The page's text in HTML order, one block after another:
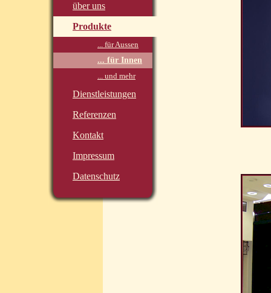
über uns
Produkte
... für Aussen
... für Innen
... und mehr
Dienstleistungen
Referenzen
Kontakt
Impressum
Datenschutz